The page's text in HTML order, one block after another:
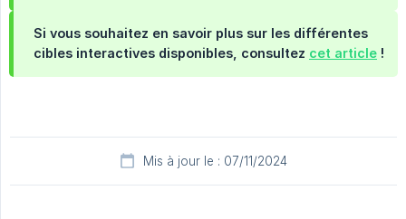
Si vous souhaitez en savoir plus sur les différentes
cibles interactives disponibles, consultez cet article !
Mis à jour le : 07/11/2024